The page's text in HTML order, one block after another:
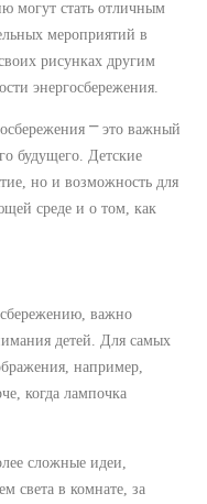
могут стать отличным
мероприятий в
рисунках другим
энергосбережения.
⎻ это важный
будущего. Детские
но и возможность для
среде и о том, как
важно
детей. Для самых
например,
когда лампочка
сложные идеи,
света в комнате, за